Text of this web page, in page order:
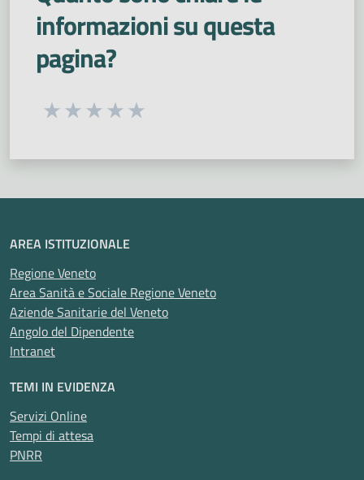
informazioni su questa
pagina?
Seleziona una valutazione da 1 a 5 stelle
AREA ISTITUZIONALE
Regione Veneto
Area Sanità e Sociale Regione Veneto
Aziende Sanitarie del Veneto
Angolo del Dipendente
Intranet
TEMI IN EVIDENZA
Servizi Online
Tempi di attesa
PNRR